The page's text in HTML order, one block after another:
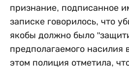
признание, подписанное
записке говорилось, что
якобы должно было
предполагаемого
этом полиция отметила,